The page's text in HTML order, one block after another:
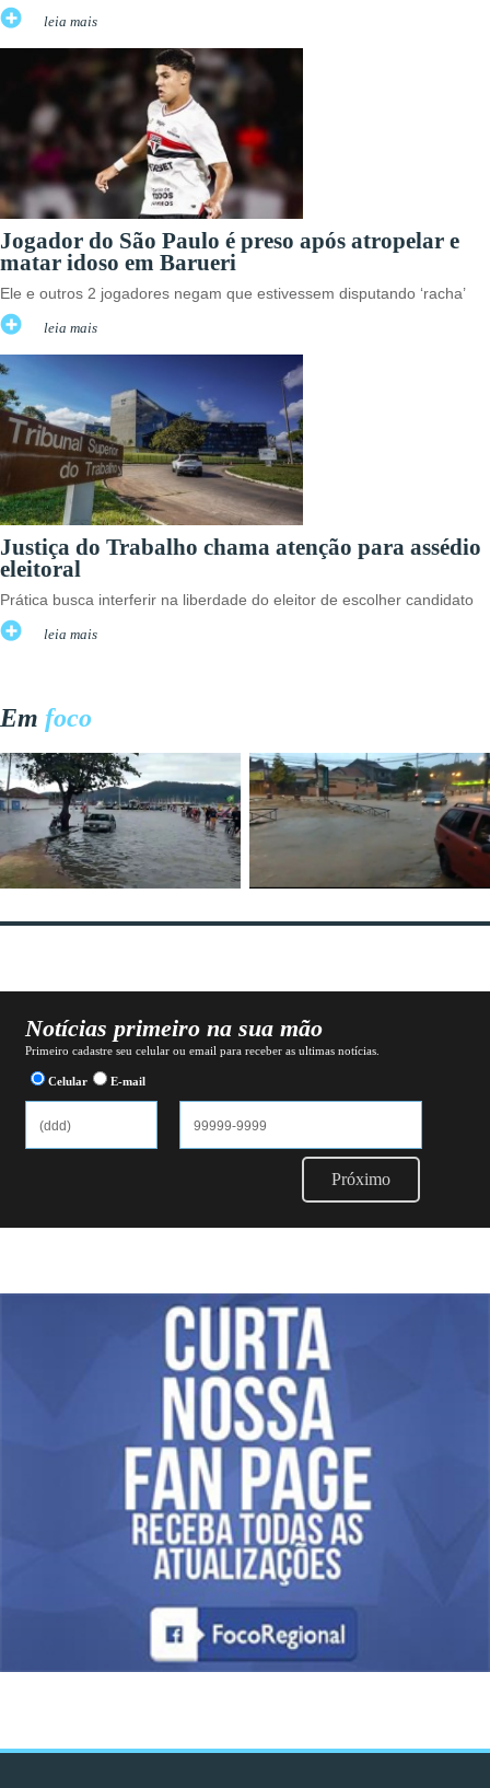
leia mais
Jogador do São Paulo é preso após atropelar e
matar idoso em Barueri
Ele e outros 2 jogadores negam que estivessem disputando ‘racha’
leia mais
Justiça do Trabalho chama atenção para assédio
eleitoral
Prática busca interferir na liberdade do eleitor de escolher candidato
leia mais
Em foco
Notícias primeiro na sua mão
Primeiro cadastre seu celular ou email para receber as ultimas notícias.
Celular E-mail
Próximo